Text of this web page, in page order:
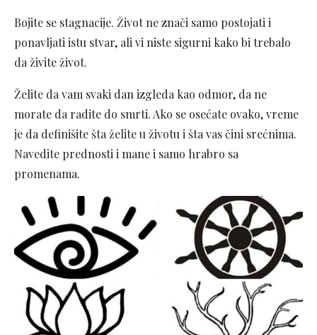
Bojite se stagnacije. Život ne znači samo postojati i
ponavljati istu stvar, ali vi niste sigurni kako bi trebalo
da živite život.
Želite da vam svaki dan izgleda kao odmor, da ne
morate da radite do smrti. Ako se osećate ovako, vreme
je da definišite šta želite u životu i šta vas čini srećnima.
Navedite prednosti i mane i samo hrabro sa
promenama.